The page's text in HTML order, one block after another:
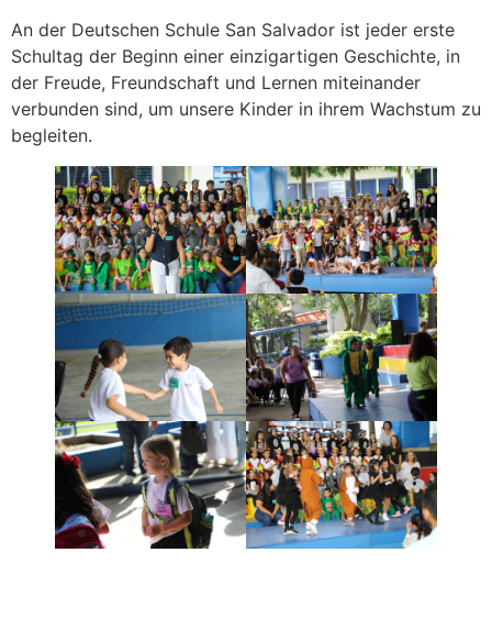
An der Deutschen Schule San Salvador ist jeder erste
Schultag der Beginn einer einzigartigen Geschichte, in
der Freude, Freundschaft und Lernen miteinander
verbunden sind, um unsere Kinder in ihrem Wachstum zu
begleiten.